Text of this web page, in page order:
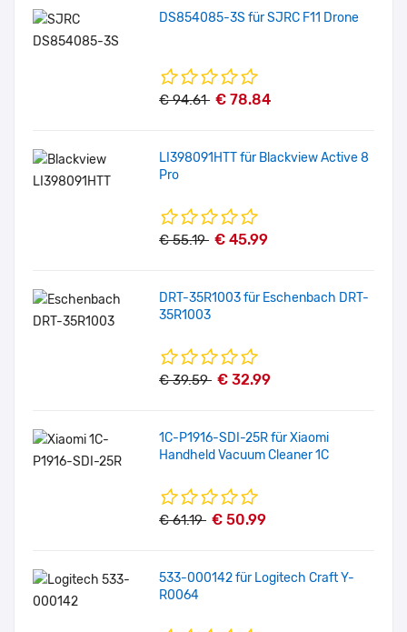
DS854085-3S für SJRC F11 Drone
€ 94.61 € 78.84
LI398091HTT für Blackview Active 8
Pro
€ 55.19 € 45.99
DRT-35R1003 für Eschenbach DRT-
35R1003
€ 39.59 € 32.99
1C-P1916-SDI-25R für Xiaomi
Handheld Vacuum Cleaner 1C
€ 61.19 € 50.99
533-000142 für Logitech Craft Y-
R0064